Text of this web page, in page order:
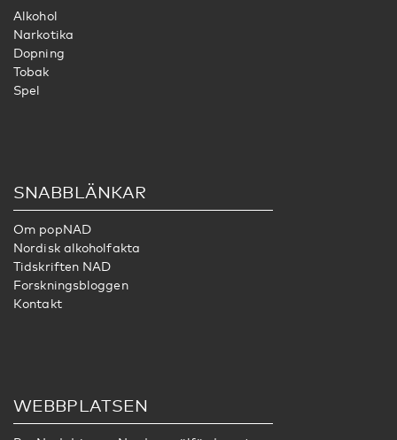
Alkohol
Narkotika
Dopning
Tobak
Spel
SNABBLÄNKAR
Om popNAD
Nordisk alkoholfakta
Tidskriften NAD
Forskningsbloggen
Kontakt
WEBBPLATSEN